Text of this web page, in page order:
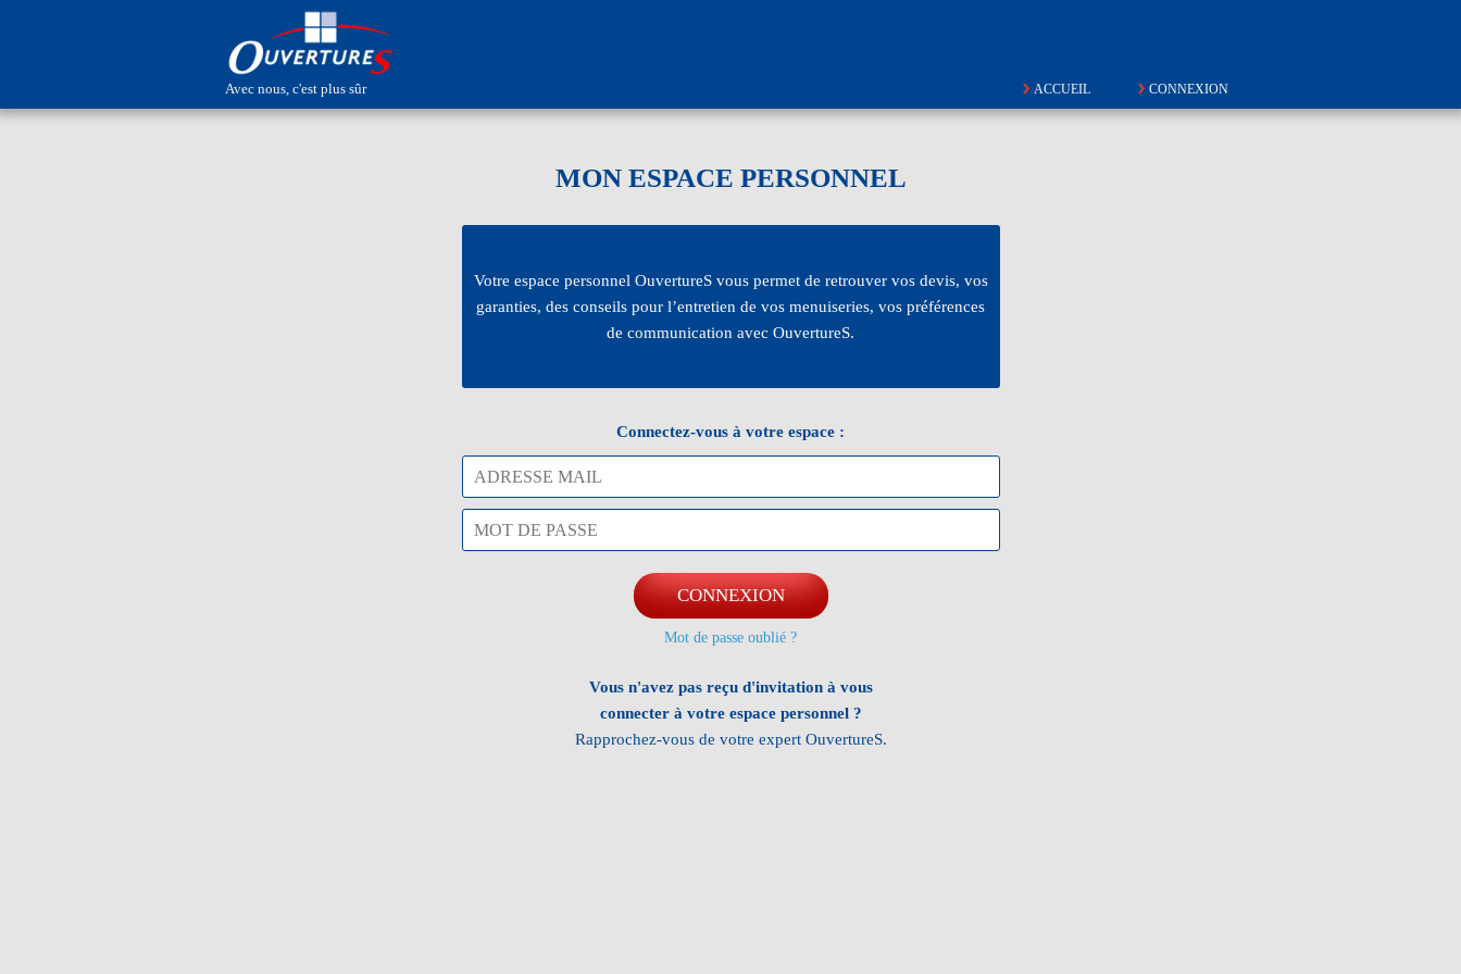
Avec nous, c'est plus sûr ACCUEIL CONNEXION
MON ESPACE PERSONNEL
Votre espace personnel OuvertureS vous permet de retrouver vos devis, vos
garanties, des conseils pour l’entretien de vos menuiseries, vos préférences
de communication avec OuvertureS.
Connectez-vous à votre espace :
CONNEXION
Mot de passe oublié ?
Vous n'avez pas reçu d'invitation à vous
connecter à votre espace personnel ?
Rapprochez-vous de votre expert OuvertureS.